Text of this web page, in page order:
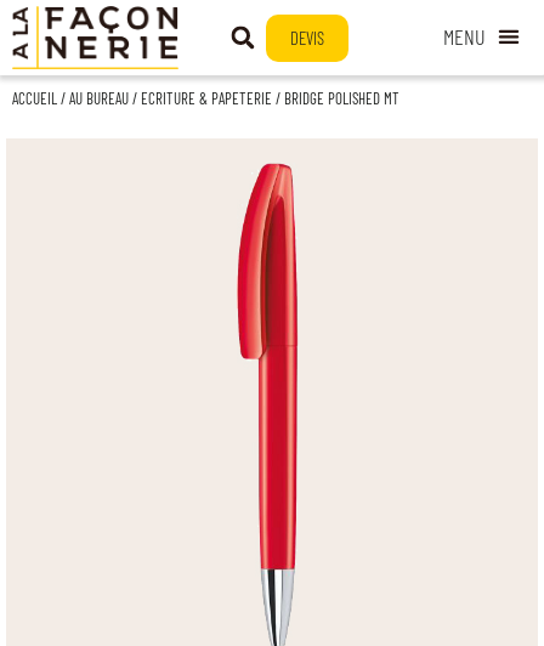
DEVIS
ACCUEIL/AU BUREAU/ ECRITURE & PAPETERIE / BRIDGE POLISHED MT